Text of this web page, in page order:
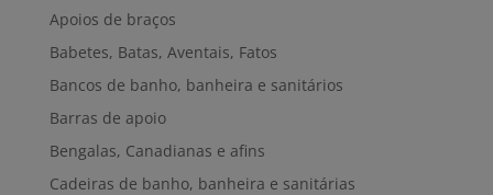
Apoios de braços
Babetes, Batas, Aventais, Fatos
Bancos de banho, banheira e sanitários
Barras de apoio
Bengalas, Canadianas e afins
Cadeiras de banho, banheira e sanitárias